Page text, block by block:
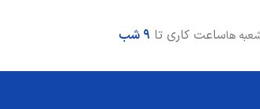
هاساعت کاری تا 9 شب